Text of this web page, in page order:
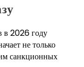
в 2026 году
не только
санкционных